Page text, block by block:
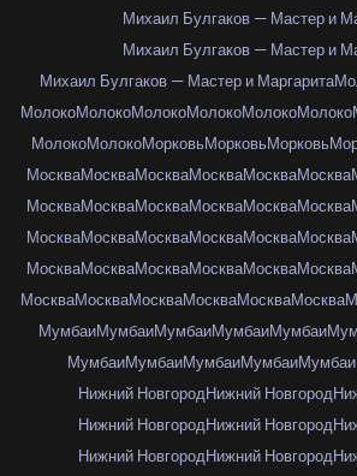
Михаил Булгаков — Мастер и
Михаил Булгаков — Мастер и
Михаил Булгаков — Мастер и Маргарита
МолокоМолокоМолокоМолокоМолокоМолоко
МолокоМолокоМорковьМорковьМорковь
МоскваМоскваМоскваМоскваМоскваМосква
МоскваМоскваМоскваМоскваМоскваМосква
МоскваМоскваМоскваМоскваМоскваМосква
МоскваМоскваМоскваМоскваМоскваМосква
МоскваМоскваМоскваМоскваМоскваМосква
МумбаиМумбаиМумбаиМумбаиМумбаи
МумбаиМумбаиМумбаиМумбаиМумбаи
Нижний НовгородНижний Новгород
Нижний НовгородНижний Новгород
Нижний НовгородНижний Новгород